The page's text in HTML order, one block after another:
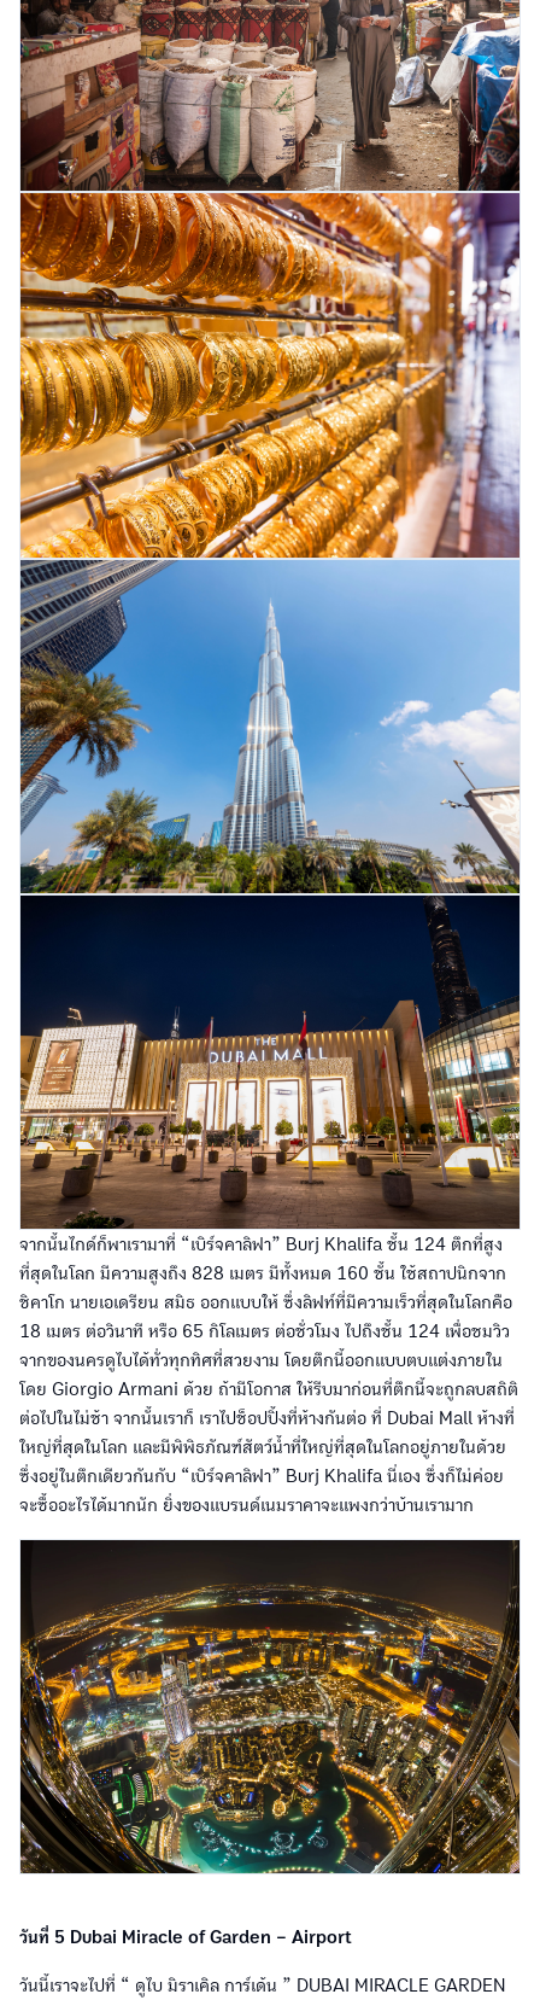
จากนั้นไกด์ก็พาเรามาที่ “เบิร์จคาลิฟา” Burj Khalifa ชั้น 124 ตึกที่สูง
ที่สุดในโลก มีความสูงถึง 828 เมตร มีทั้งหมด 160 ชั้น ใช้สถาปนิกจาก
ชิคาโก นายเอเดรียน สมิธ ออกแบบให้ ซึ่งลิฟท์ที่มีความเร็วที่สุดในโลกคือ
18 เมตร ต่อวินาที หรือ 65 กิโลเมตร ต่อชั่วโมง ไปถึงชั้น 124 เพื่อชมวิว
จากของนครดูไบได้ทั่วทุกทิศที่สวยงาม โดยตึกนี้ออกแบบตบแต่งภายใน
โดย Giorgio Armani ด้วย ถ้ามีโอกาส ให้รีบมาก่อนที่ตึกนี้จะถูกลบสถิติ
ต่อไปในไม่ช้า จากนั้นเราก็ เราไปช็อปปิ้งที่ห้างกันต่อ ที่ Dubai Mall ห้างที่
ใหญ่ที่สุดในโลก และมีพิพิธภัณฑ์สัตว์น้ำที่ใหญ่ที่สุดในโลกอยู่ภายในด้วย
ซึ่งอยู่ในตึกเดียวกันกับ “เบิร์จคาลิฟา” Burj Khalifa นี่เอง ซึ่งก็ไม่ค่อย
จะซื้ออะไรได้มากนัก ยิ่งของแบรนด์เนมราคาจะแพงกว่าบ้านเรามาก
วันที่ 5 Dubai Miracle of Garden – Airport
วันนี้เราจะไปที่ “ ดูไบ มิราเคิล การ์เด้น ” DUBAI MIRACLE GARDEN